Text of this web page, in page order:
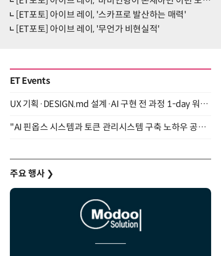
[ET포토] 아이브 레이, '스카프로 발산하는 매력'
[ET포토] 아이브 레이, '무언가 비현실적'
ET Events
UX 기획·DESIGN.md 설계·AI 구현 전 과정 1-day 워크숍 with Claude Code·Codex 9월 15일 개최
"AI 핀옵스 시스템과 토큰 관리시스템 구축 노하우 공개" 잠실 한국광고문화회관 2층 대회의실 (8/21)
주요 행사 ❯